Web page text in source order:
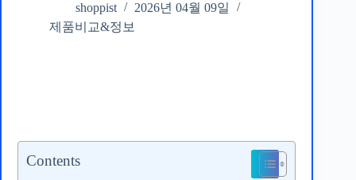
shoppist
2026년 04월 09일
제품비교&정보
Contents